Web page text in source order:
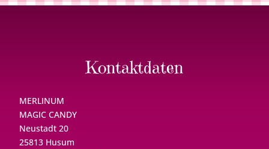
Kontaktdaten
MERLINUM
MAGIC CANDY
Neustadt 20
25813 Husum